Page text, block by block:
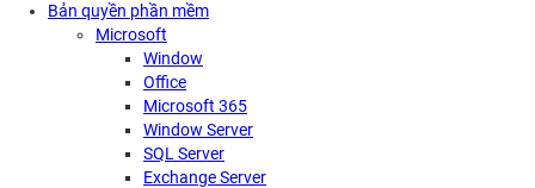
Bản quyền phần mềm
Microsoft
Window
Office
Microsoft 365
Window Server
SQL Server
Exchange Server